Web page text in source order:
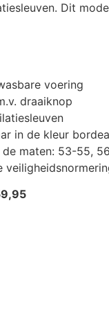
Dit
voering
draaiknop
in de kleur
maten: 53-55,